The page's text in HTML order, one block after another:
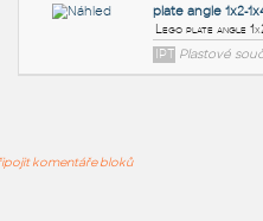
komentáře bloků